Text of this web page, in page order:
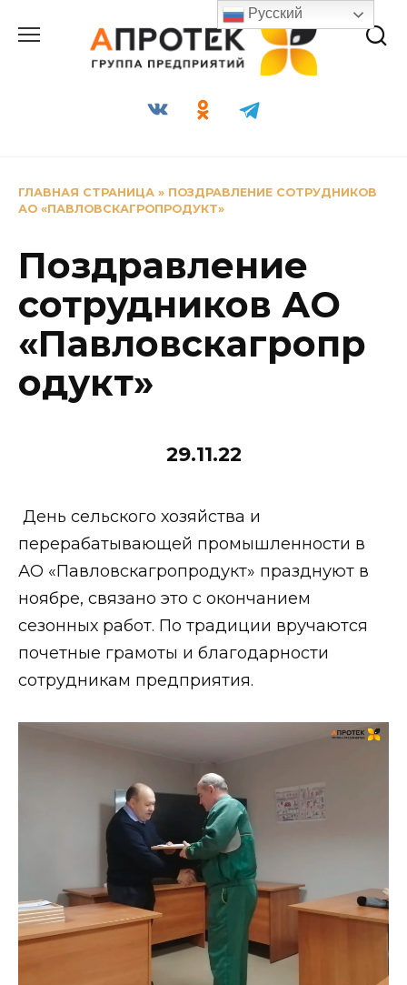
содержанию
ГЛАВНАЯ СТРАНИЦА » ПОЗДРАВЛЕНИЕ СОТРУДНИКОВ
АО «ПАВЛОВСКАГРОПРОДУКТ»
Поздравление
сотрудников АО
«Павловскагропр
одукт»
29.11.22
День сельского хозяйства и
перерабатывающей промышленности в
АО «Павловскагропродукт» празднуют в
ноябре, связано это с окончанием
сезонных работ. По традиции вручаются
почетные грамоты и благодарности
сотрудникам предприятия.
Русский